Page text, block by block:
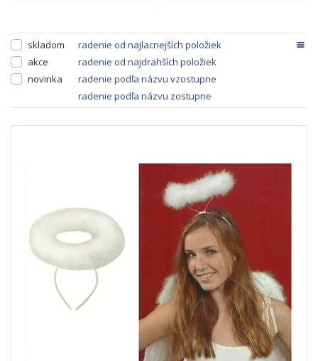
skladom
akce
novinka
radenie od najlacnejších položiek
radenie od najdrahších položiek
radenie podľa názvu vzostupne
radenie podľa názvu zostupne